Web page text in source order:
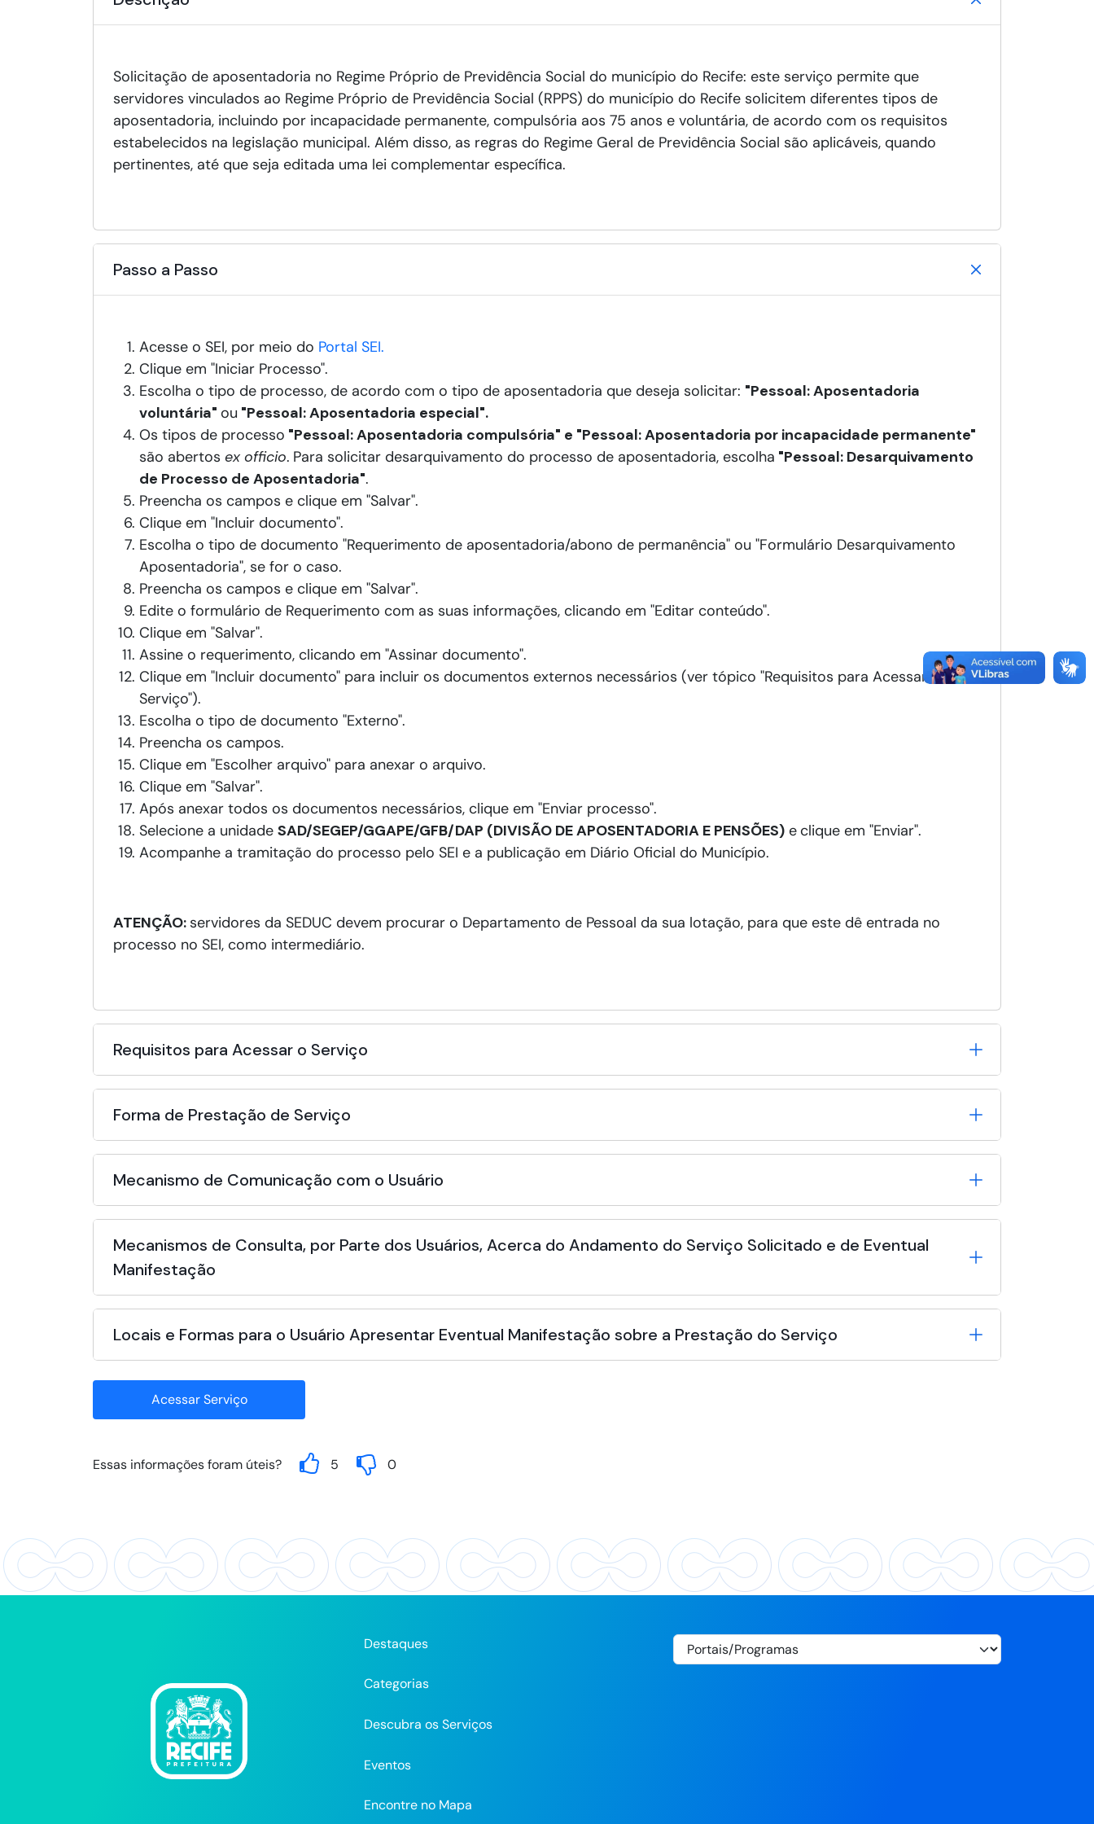
Solicitação de aposentadoria no Regime Próprio de Previdência Social do município do Recife: este serviço permite que
servidores vinculados ao Regime Próprio de Previdência Social (RPPS) do município do Recife solicitem diferentes tipos de
aposentadoria, incluindo por incapacidade permanente, compulsória aos 75 anos e voluntária, de acordo com os requisitos
estabelecidos na legislação municipal. Além disso, as regras do Regime Geral de Previdência Social são aplicáveis, quando
pertinentes, até que seja editada uma lei complementar específica.
Passo a Passo
Acesse o SEI, por meio do Portal SEI.
Clique em "Iniciar Processo".
Escolha o tipo de processo, de acordo com o tipo de aposentadoria que deseja solicitar: "Pessoal: Aposentadoria
voluntária" ou "Pessoal: Aposentadoria especial".
Os tipos de processo "Pessoal: Aposentadoria compulsória" e "Pessoal: Aposentadoria por incapacidade permanente"
são abertos ex officio. Para solicitar desarquivamento do processo de aposentadoria, escolha "Pessoal: Desarquivamento
de Processo de Aposentadoria".
Preencha os campos e clique em "Salvar".
Clique em "Incluir documento".
Escolha o tipo de documento "Requerimento de aposentadoria/abono de permanência" ou "Formulário Desarquivamento
Aposentadoria", se for o caso.
Preencha os campos e clique em "Salvar".
Edite o formulário de Requerimento com as suas informações, clicando em "Editar conteúdo".
Clique em "Salvar".
Assine o requerimento, clicando em "Assinar documento".
Clique em "Incluir documento" para incluir os documentos externos necessários (ver tópico "Requisitos para Acessar o
Serviço").
Escolha o tipo de documento "Externo".
Preencha os campos.
Clique em "Escolher arquivo" para anexar o arquivo.
Clique em "Salvar".
Após anexar todos os documentos necessários, clique em "Enviar processo".
Selecione a unidade SAD/SEGEP/GGAPE/GFB/DAP (DIVISÃO DE APOSENTADORIA E PENSÕES) e clique em "Enviar".
Acompanhe a tramitação do processo pelo SEI e a publicação em Diário Oficial do Município.
ATENÇÃO: servidores da SEDUC devem procurar o Departamento de Pessoal da sua lotação, para que este dê entrada no
processo no SEI, como intermediário.
Requisitos para Acessar o Serviço
Forma de Prestação de Serviço
Mecanismo de Comunicação com o Usuário
Mecanismos de Consulta, por Parte dos Usuários, Acerca do Andamento do Serviço Solicitado e de Eventual
Manifestação
Locais e Formas para o Usuário Apresentar Eventual Manifestação sobre a Prestação do Serviço
Acessar Serviço
Essas informações foram úteis? 5 0
Destaques
Categorias
Descubra os Serviços
Eventos
Encontre no Mapa